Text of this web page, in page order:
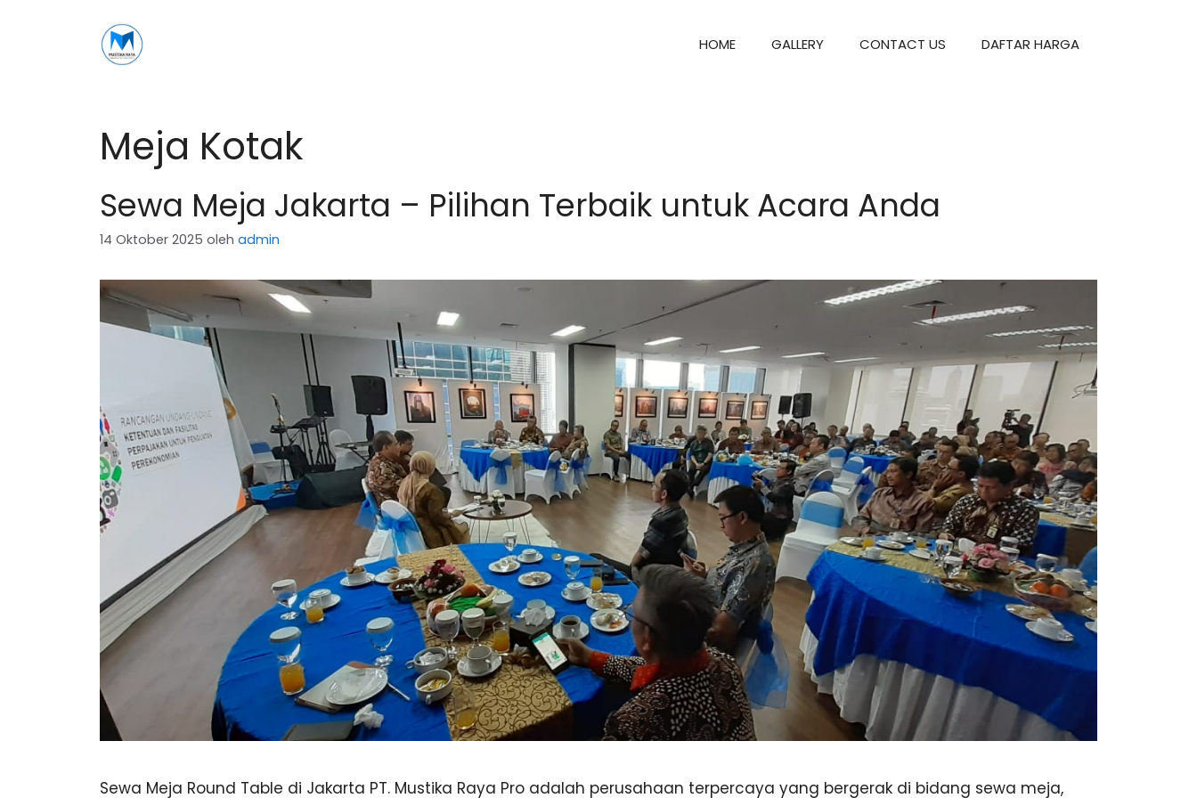
HOME GALLERY CONTACT US DAFTAR HARGA
Meja Kotak
Sewa Meja Jakarta – Pilihan Terbaik untuk Acara Anda
14 Oktober 2025 oleh admin
Sewa Meja Round Table di Jakarta PT. Mustika Raya Pro adalah perusahaan terpercaya yang bergerak di bidang sewa meja,